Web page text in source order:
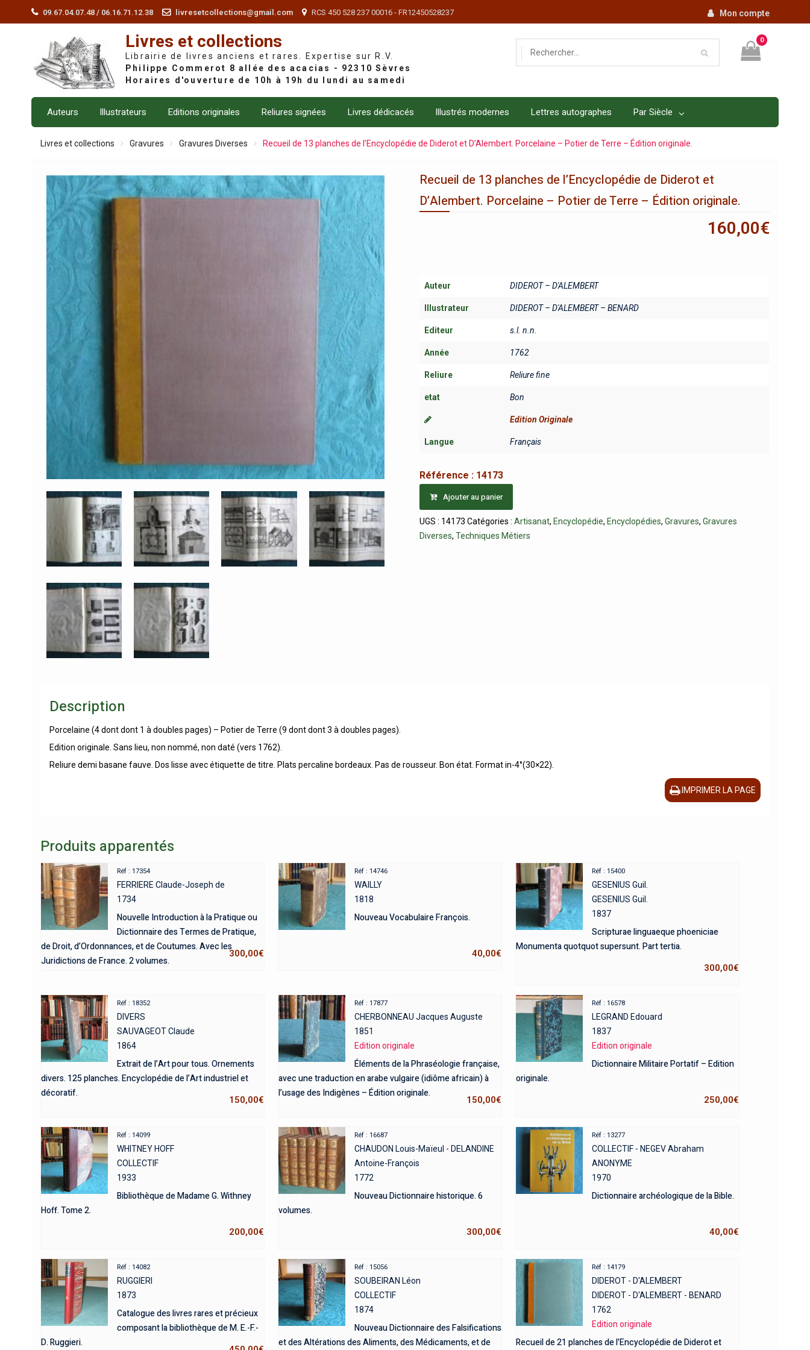
09.67.04.07.48 / 06.16.71.12.38 livresetcollections@gmail.com RCS 450 528 237 00016 - FR12450528237 Mon compte
Livres et collections
Librairie de livres anciens et rares. Expertise sur R.V.
0
Auteurs Illustrateurs Editions originales Reliures signées Livres dédicacés Illustrés modernes Lettres autographes Par Siècle
Livres et collections Gravures Gravures Diverses Recueil de 13 planches de l’Encyclopédie de Diderot et D’Alembert. Porcelaine – Potier de Terre – Édition originale.
Recueil de 13 planches de l’Encyclopédie de Diderot et
D’Alembert. Porcelaine – Potier de Terre – Édition originale.
160,00€
Auteur DIDEROT – D'ALEMBERT
Illustrateur DIDEROT – D'ALEMBERT – BENARD
Editeur s.l. n.n.
Année 1762
Reliure Reliure fine
etat Bon
Edition Originale
Langue Français
Référence : 14173
Ajouter au panier
UGS : 14173 Catégories :Artisanat, Encyclopédie, Encyclopédies,Gravures,Gravures
Diverses,Techniques Métiers
Description
Porcelaine (4 dont dont 1 à doubles pages) – Potier de Terre (9 dont dont 3 à doubles pages).
Edition originale. Sans lieu, non nommé, non daté (vers 1762).
Reliure demi basane fauve. Dos lisse avec étiquette de titre. Plats percaline bordeaux. Pas de rousseur. Bon état. Format in-4°(30×22).
IMPRIMER LA PAGE
Produits apparentés
Réf : 17354
FERRIERE Claude-Joseph de
1734
Nouvelle Introduction à la Pratique ou
Dictionnaire des Termes de Pratique,
de Droit, d’Ordonnances, et de Coutumes. Avec les
Juridictions de France. 2 volumes.
300,00€
Réf : 14746
WAILLY
1818
Nouveau Vocabulaire François.
40,00€
Réf : 15400
GESENIUS Guil.
GESENIUS Guil.
1837
Scripturae linguaeque phoeniciae
Monumenta quotquot supersunt. Part tertia.
300,00€
Réf : 18352
DIVERS
SAUVAGEOT Claude
1864
Extrait de l’Art pour tous. Ornements
divers. 125 planches. Encyclopédie de l’Art industriel et
décoratif.
150,00€
Réf : 17877
CHERBONNEAU Jacques Auguste
1851
Edition originale
Éléments de la Phraséologie française,
avec une traduction en arabe vulgaire (idiôme africain) à
l’usage des Indigènes – Édition originale.
150,00€
Réf : 16578
LEGRAND Edouard
1837
Edition originale
Dictionnaire Militaire Portatif – Edition
originale.
250,00€
Réf : 14099
WHITNEY HOFF
COLLECTIF
1933
Bibliothèque de Madame G. Withney
Hoff. Tome 2.
200,00€
Réf : 16687
CHAUDON Louis-Maïeul - DELANDINE
Antoine-François
1772
Nouveau Dictionnaire historique. 6
volumes.
300,00€
Réf : 13277
COLLECTIF - NEGEV Abraham
ANONYME
1970
Dictionnaire archéologique de la Bible.
40,00€
Réf : 14082
RUGGIERI
1873
Catalogue des livres rares et précieux
composant la bibliothèque de M. E.-F.-
D. Ruggieri.
Réf : 15056
SOUBEIRAN Léon
COLLECTIF
1874
Nouveau Dictionnaire des Falsifications
et des Altérations des Aliments, des Médicaments, et de
Réf : 14179
DIDEROT - D'ALEMBERT
DIDEROT - D'ALEMBERT - BENARD
1762
Edition originale
Recueil de 21 planches de l’Encyclopédie de Diderot et